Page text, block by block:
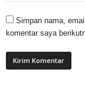
Simpan nama,
komentar saya